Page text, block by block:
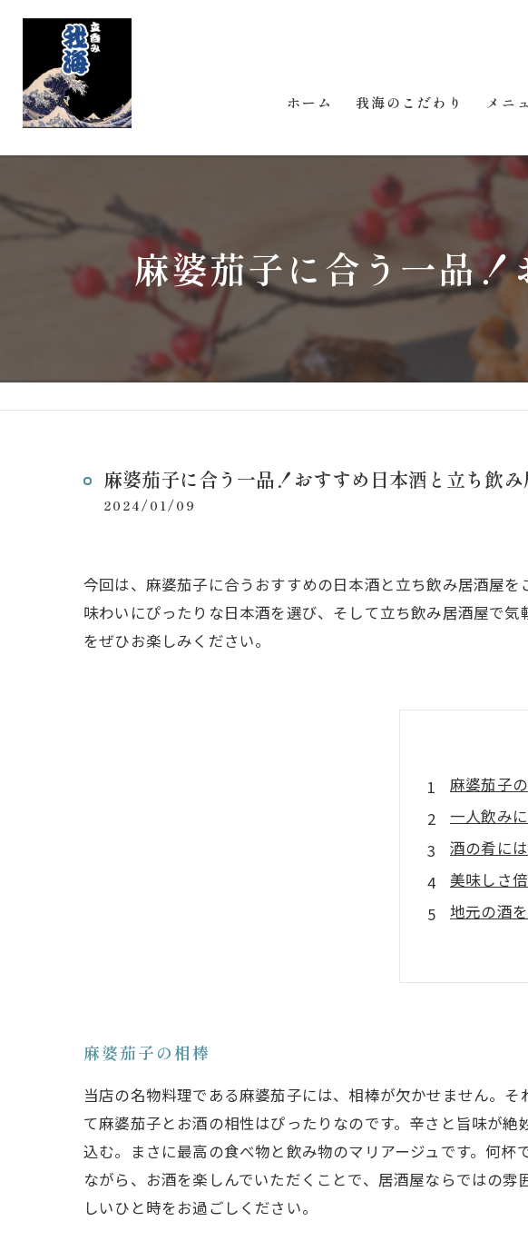
ホーム 我海のこだわり メニ
麻婆茄子に合う一品
麻婆茄子に合う一品！おすすめ日本酒と立ち飲み
2024/01/09
今回は、麻婆茄子に合うおすすめの日本酒と立ち飲み居酒屋
味わいにぴったりな日本酒を選び、そして立ち飲み居酒屋で
をぜひお楽しみください。
麻婆茄子
一人飲み
酒の肴には
美味しさ倍
地元の酒
麻婆茄子の相棒
当店の名物料理である麻婆茄子には、相棒が欠かせません。
て麻婆茄子とお酒の相性はぴったりなのです。辛さと旨味が
込む。まさに最高の食べ物と飲み物のマリアージュです。何
ながら、お酒を楽しんでいただくことで、居酒屋ならではの
しいひと時をお過ごしください。